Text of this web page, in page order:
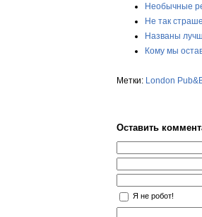
Необычные
Не так
Названы
Кому мы
Метки: London
Оставить
Я не робот!